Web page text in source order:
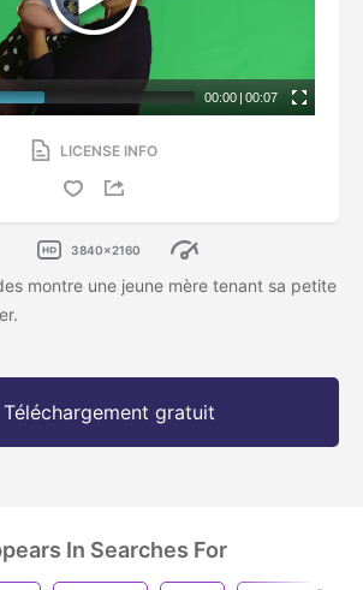
00:00 | 00:07
LICENSE INFO
3840x2160
montre une jeune mère tenant sa petite
Téléchargement gratuit
In Searches For